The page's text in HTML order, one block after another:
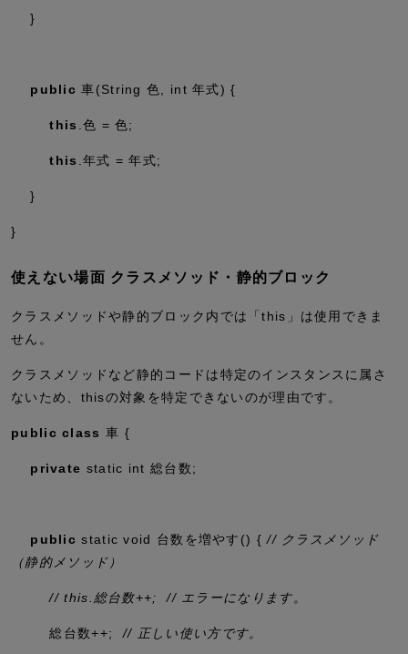
}
public 車(String 色, int 年式) {
this .色 = 色;
this .年式 = 年式;
}
}
使えない場面 クラスメソッド・静的ブロック
クラスメソッドや静的ブロック内では「this」は使用できま
せん。
クラスメソッドなど静的コードは特定のインスタンスに属さ
ないため、thisの対象を特定できないのが理由です。
public class 車 {
private static int 総台数;
public static void 台数を増やす() {// クラスメソッド
（静的メソッド）
// this.総台数++; // エラーになります。
総台数++; // 正しい使い方です。